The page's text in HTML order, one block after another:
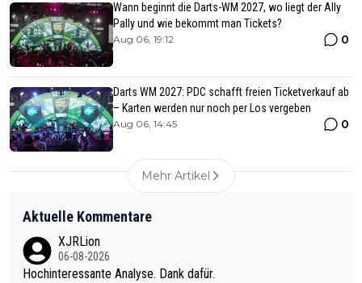
Wann beginnt die Darts-WM 2027, wo liegt der Ally
Pally und wie bekommt man Tickets?
Aug 06, 19:12 0
Darts WM 2027: PDC schafft freien Ticketverkauf ab
– Karten werden nur noch per Los vergeben
Aug 06, 14:45 0
Mehr Artikel
Aktuelle Kommentare
XJRLion
06-08-2026
Hochinteressante Analyse. Dank dafür.